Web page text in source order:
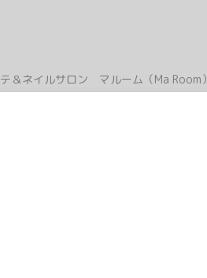
＆ネイルサロン マルーム（Ma Room）